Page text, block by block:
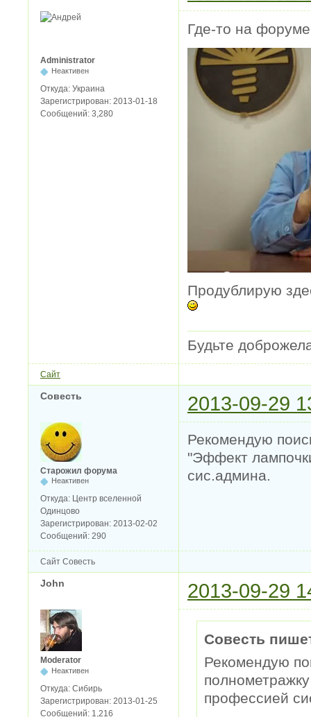
Administrator
Неактивен
Откуда: Украина
Зарегистрирован: 2013-01-18
Сообщений: 3,280
Где-то на
Продублирую
Будьте
Сайт
Совесть 2013-09-29
Старожил форума
Неактивен
Откуда: Центр вселенной
Одинцово
Зарегистрирован: 2013-02-02
Сообщений: 290
Рекомендую
"Эффект
сис.админа.
Сайт Совесть
John 2013-09-29
Moderator
Неактивен
Откуда: Сибирь
Зарегистрирован: 2013-01-25
Сообщений: 1,216
Совесть
Рекомендую
профессией